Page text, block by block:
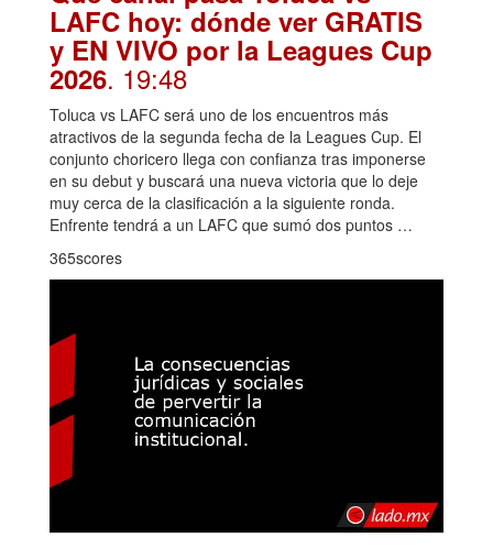
LAFC hoy: dónde ver GRATIS
y EN VIVO por la Leagues Cup
2026. 19:48
Toluca vs LAFC será uno de los encuentros más
atractivos de la segunda fecha de la Leagues Cup. El
conjunto choricero llega con confianza tras imponerse
en su debut y buscará una nueva victoria que lo deje
muy cerca de la clasificación a la siguiente ronda.
Enfrente tendrá a un LAFC que sumó dos puntos …
365scores